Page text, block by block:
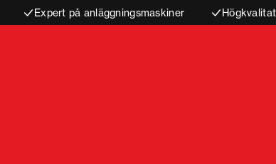
Expert på anläggningsmaskiner